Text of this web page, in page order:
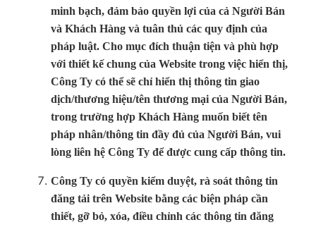
minh bạch, đảm bảo quyền lợi của cả Người Bán
và Khách Hàng và tuân thủ các quy định của
pháp luật. Cho mục đích thuận tiện và phù hợp
với thiết kế chung của Website trong việc hiển thị,
Công Ty có thể sẽ chỉ hiển thị thông tin giao
dịch/thương hiệu/tên thương mại của Người Bán,
trong trường hợp Khách Hàng muốn biết tên
pháp nhân/thông tin đầy đủ của Người Bán, vui
lòng liên hệ Công Ty để được cung cấp thông tin.
Công Ty có quyền kiểm duyệt, rà soát thông tin
đăng tải trên Website bằng các biện pháp cần
thiết, gỡ bỏ, xóa, điều chỉnh các thông tin đăng